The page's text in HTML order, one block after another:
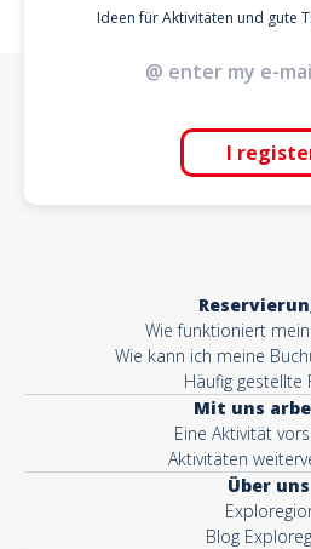
Ideen für Aktivitäten und gute
I
Wie funktioniert
Wie kann ich meine
Häufig gestellte
Mit uns
Eine Aktivität
Aktivitäten
Über uns
Blog